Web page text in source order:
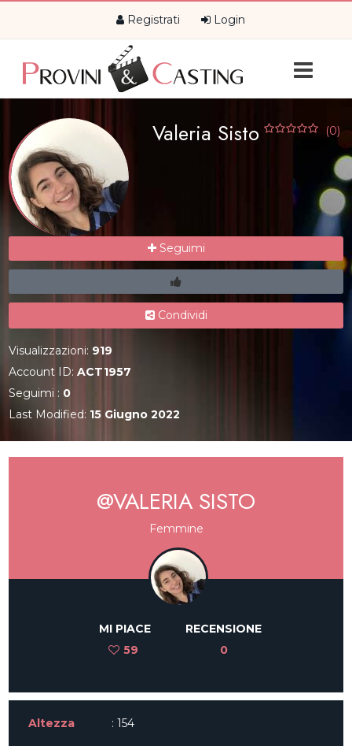
Registrati Login
Valeria Sisto (0)
Seguimi
Condividi
Visualizzazioni: 919
Account ID:ACT1957
Seguimi : 0
Last Modified: 15 Giugno 2022
@VALERIA SISTO
Femmine
MI PIACE
59
RECENSIONE
0
Altezza : 154